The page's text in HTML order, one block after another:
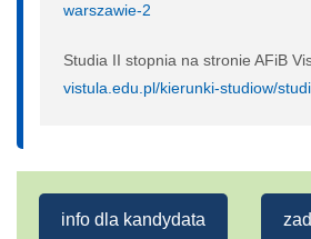
warszawie-2
Studia II stopnia na stronie AFiB
vistula.edu.pl/kierunki-studiow/
info dla kandydata